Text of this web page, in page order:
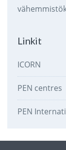
Linkit
ICORN
PEN centres
PEN